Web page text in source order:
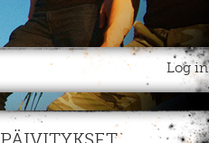
Log in